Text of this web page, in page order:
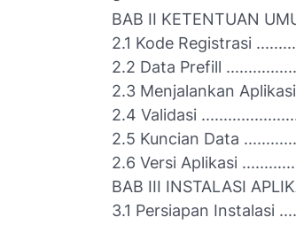
BAB II KETENTUAN
2.1 Kode Registrasi
2.2 Data Prefill
2.3 Menjalankan
2.4 Validasi
2.5 Kuncian Data
2.6 Versi Aplikasi
BAB III INSTALASI
3.1 Persiapan Instalasi